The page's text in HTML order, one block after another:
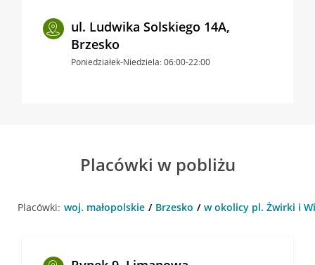
ul. Ludwika Solskiego 14A,
Brzesko
Poniedziałek-Niedziela: 06:00-22:00
Placówki w pobliżu
Placówki: woj. małopolskie Brzesko w okolicy pl. Żwirki i